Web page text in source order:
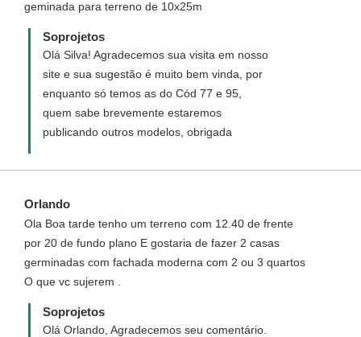
geminada para terreno de 10x25m
Soprojetos
Olá Silva! Agradecemos sua visita em nosso
site e sua sugestão é muito bem vinda, por
enquanto só temos as do Cód 77 e 95,
quem sabe brevemente estaremos
publicando outros modelos, obrigada
Orlando
Ola Boa tarde tenho um terreno com 12.40 de frente
por 20 de fundo plano E gostaria de fazer 2 casas
germinadas com fachada moderna com 2 ou 3 quartos
O que vc sujerem .
Soprojetos
Olá Orlando, Agradecemos seu comentário.